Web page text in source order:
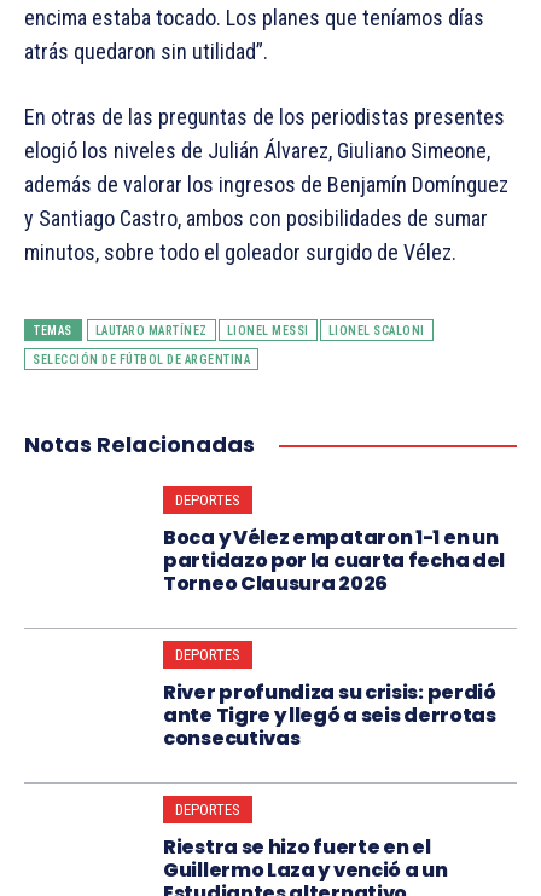
encima estaba tocado. Los planes que teníamos días
atrás quedaron sin utilidad”.
En otras de las preguntas de los periodistas presentes
elogió los niveles de Julián Álvarez, Giuliano Simeone,
además de valorar los ingresos de Benjamín Domínguez
y Santiago Castro, ambos con posibilidades de sumar
minutos, sobre todo el goleador surgido de Vélez.
TEMAS LAUTARO MARTÍNEZ LIONEL MESSI LIONEL SCALONI
SELECCIÓN DE FÚTBOL DE ARGENTINA
Notas Relacionadas
DEPORTES
Boca y Vélez empataron 1-1 en un
partidazo por la cuarta fecha del
Torneo Clausura 2026
DEPORTES
River profundiza su crisis: perdió
ante Tigre y llegó a seis derrotas
consecutivas
DEPORTES
Riestra se hizo fuerte en el
Guillermo Laza y venció a un